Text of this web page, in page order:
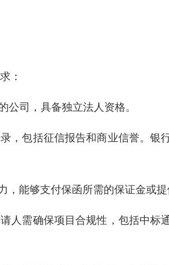
：
司，具备独立法人资格。
，包括征信报告和商业信誉。银
能够支付保函所需的保证金或提
人需确保项目合规性，包括中标